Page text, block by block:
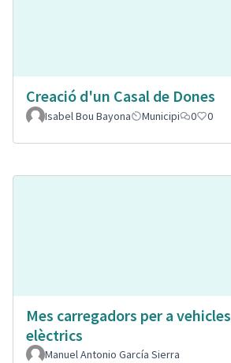
Creació d'un Casal de Dones
Isabel Bou Bayona
Municipi 0 0
Mes carregadors per a vehicles
elèctrics
Manuel Antonio García Sierra